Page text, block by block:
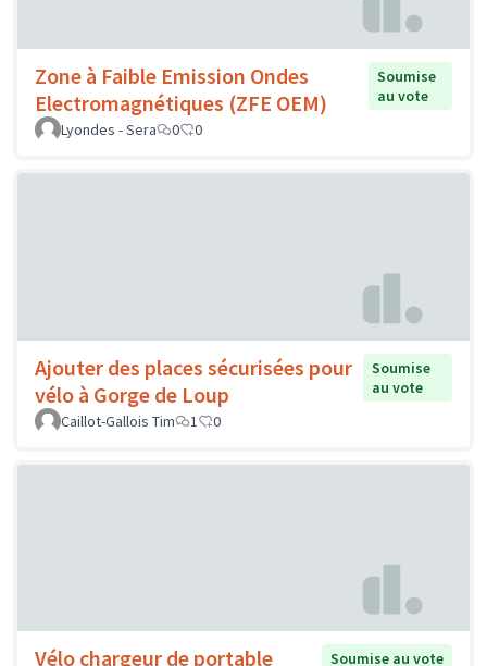
Zone à Faible Emission Ondes
Electromagnétiques (ZFE OEM)
Soumise
au vote
Lyondes - Sera
0 0
Ajouter des places sécurisées pour
vélo à Gorge de Loup
Soumise
au vote
Caillot-Gallois Tim
1 0
Vélo chargeur de portable
Soumise au vote